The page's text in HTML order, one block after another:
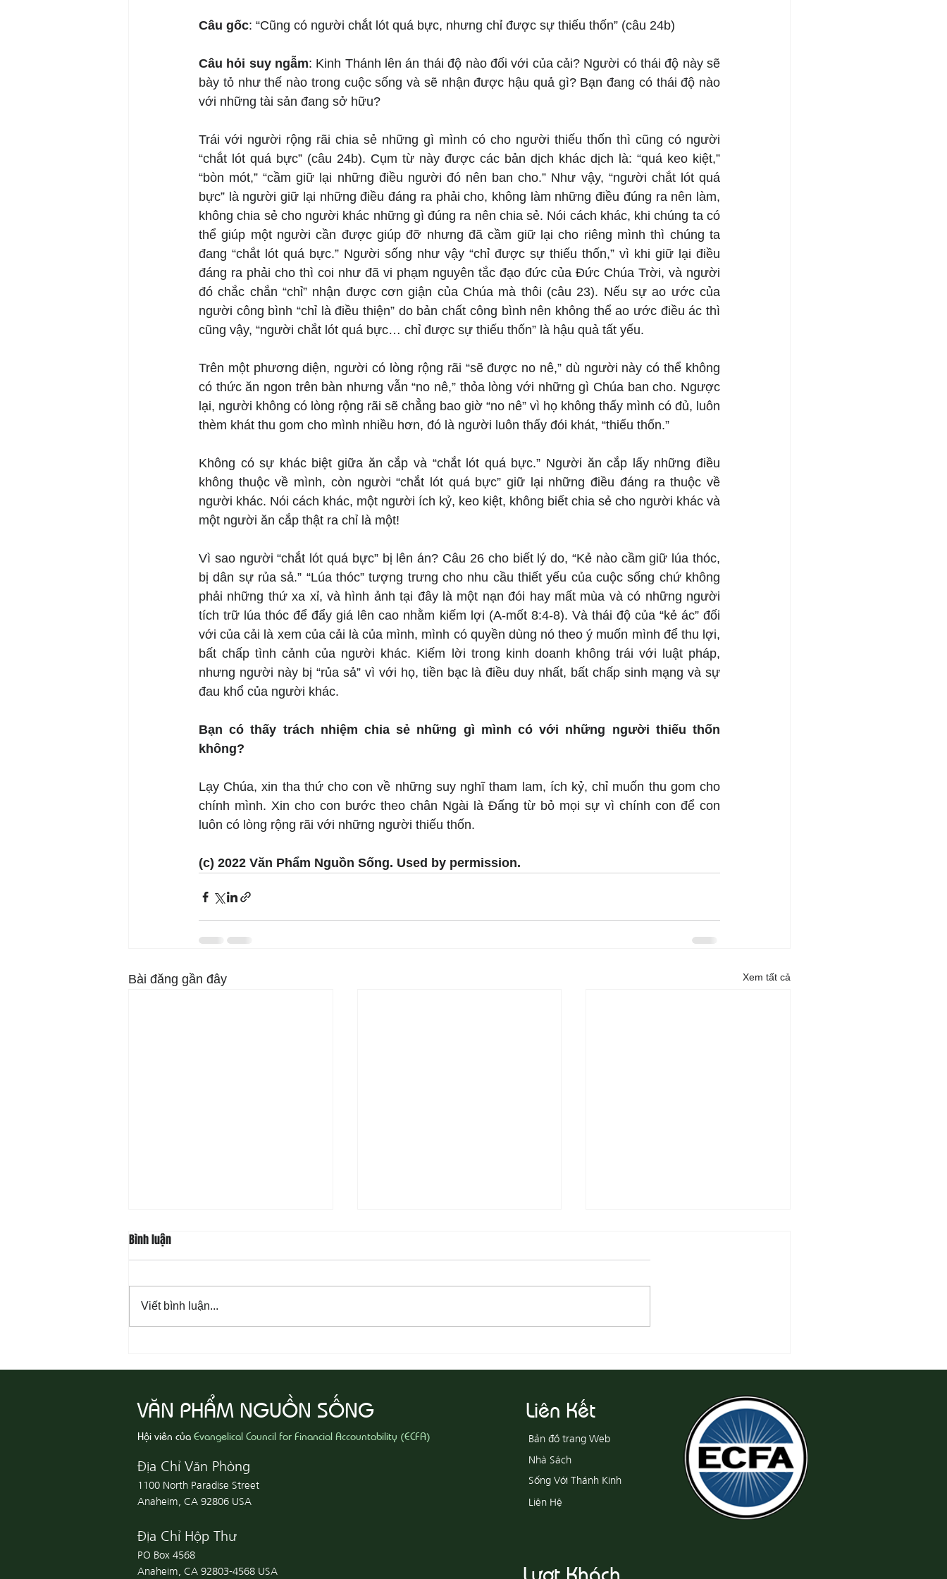
Câu gốc: “Cũng có người chắt lót quá bực, nhưng chỉ được sự thiếu thốn” (câu 24b)
Câu hỏi suy ngẫm: Kinh Thánh lên án thái độ nào đối với của cải? Người có thái độ này sẽ
bày tỏ như thế nào trong cuộc sống và sẽ nhận được hậu quả gì? Bạn đang có thái độ nào
với những tài sản đang sở hữu?
Trái với người rộng rãi chia sẻ những gì mình có cho người thiếu thốn thì cũng có người
“chắt lót quá bực” (câu 24b). Cụm từ này được các bản dịch khác dịch là: “quá keo kiệt,”
“bòn mót,” “cầm giữ lại những điều người đó nên ban cho.” Như vậy, “người chắt lót quá
bực” là người giữ lại những điều đáng ra phải cho, không làm những điều đúng ra nên làm,
không chia sẻ cho người khác những gì đúng ra nên chia sẻ. Nói cách khác, khi chúng ta có
thể giúp một người cần được giúp đỡ nhưng đã cầm giữ lại cho riêng mình thì chúng ta
đang “chắt lót quá bực.” Người sống như vậy “chỉ được sự thiếu thốn,” vì khi giữ lại điều
đáng ra phải cho thì coi như đã vi phạm nguyên tắc đạo đức của Đức Chúa Trời, và người
đó chắc chắn “chỉ” nhận được cơn giận của Chúa mà thôi (câu 23). Nếu sự ao ước của
người công bình “chỉ là điều thiện” do bản chất công bình nên không thể ao ước điều ác thì
cũng vậy, “người chắt lót quá bực… chỉ được sự thiếu thốn” là hậu quả tất yếu.
Trên một phương diện, người có lòng rộng rãi “sẽ được no nê,” dù người này có thể không
có thức ăn ngon trên bàn nhưng vẫn “no nê,” thỏa lòng với những gì Chúa ban cho. Ngược
lại, người không có lòng rộng rãi sẽ chẳng bao giờ “no nê” vì họ không thấy mình có đủ, luôn
thèm khát thu gom cho mình nhiều hơn, đó là người luôn thấy đói khát, “thiếu thốn.”
Không có sự khác biệt giữa ăn cắp và “chắt lót quá bực.” Người ăn cắp lấy những điều
không thuộc về mình, còn người “chắt lót quá bực” giữ lại những điều đáng ra thuộc về
người khác. Nói cách khác, một người ích kỷ, keo kiệt, không biết chia sẻ cho người khác và
một người ăn cắp thật ra chỉ là một!
Vì sao người “chắt lót quá bực” bị lên án? Câu 26 cho biết lý do, “Kẻ nào cầm giữ lúa thóc,
bị dân sự rủa sả.” “Lúa thóc” tượng trưng cho nhu cầu thiết yếu của cuộc sống chứ không
phải những thứ xa xỉ, và hình ảnh tại đây là một nạn đói hay mất mùa và có những người
tích trữ lúa thóc để đẩy giá lên cao nhằm kiếm lợi (A-mốt 8:4-8). Và thái độ của “kẻ ác” đối
với của cải là xem của cải là của mình, mình có quyền dùng nó theo ý muốn mình để thu lợi,
bất chấp tình cảnh của người khác. Kiếm lời trong kinh doanh không trái với luật pháp,
nhưng người này bị “rủa sả” vì với họ, tiền bạc là điều duy nhất, bất chấp sinh mạng và sự
đau khổ của người khác.
Bạn có thấy trách nhiệm chia sẻ những gì mình có với những người thiếu thốn
không?
Lạy Chúa, xin tha thứ cho con về những suy nghĩ tham lam, ích kỷ, chỉ muốn thu gom cho
chính mình. Xin cho con bước theo chân Ngài là Đấng từ bỏ mọi sự vì chính con để con
luôn có lòng rộng rãi với những người thiếu thốn.
(c) 2022 Văn Phẩm Nguồn Sống. Used by permission.
Bài đăng gần đây Xem tất cả
Khổ
Ác
Bình luận
Viết bình luận...
VĂN PHẨM NGUỒN SỐNG
Hội viên củaEvangelical Council for Financial Accountability (ECFA)
Địa Chỉ Văn Phòng
1100 North Paradise Street
Anaheim, CA 92806 USA
Địa Chỉ Hộp Thư
PO Box 4568
Anaheim, CA 92803-4568 USA
Liên Kết
Bản đồ trang Web
Nhà Sách
Sống Với Thánh Kinh
Liên Hệ
Lượt Khách